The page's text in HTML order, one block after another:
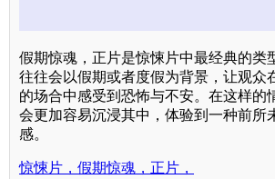
假期惊魂，正片是惊悚片中最经典的类
往往会以假期或者度假为背景，让观众
的场合中感受到恐怖与不安。在这样的
会更加容易沉浸其中，体验到一种前所
感。
惊悚片，假期惊魂，正片，